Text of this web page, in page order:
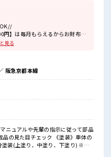
円】は毎月もらえるからお財布が
給
もあり※空き状況による
駅から無料送迎バスもあり
界」を体験できるテーマパーク
ワクする事間違いなし！
見る
阪急京都本線
ニュアルや先輩の指示に従って部品
品の見た目チェック 《塗装》車体の
塗装(上塗り、中塗り、下塗り) ※適
！一人暮ら